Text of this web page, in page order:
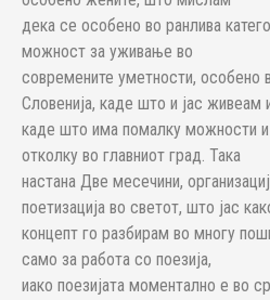
дека се особено во ранлива
можност за уживање во
современите уметности, особено
Словенија, каде што и јас живеам
каде што има помалку можности
отколку во главниот град. Така
настана Две месечини,
поетизација во светот, што јас
концепт го разбирам во многу
само за работа со поезија,
иако поезијата моментално е во